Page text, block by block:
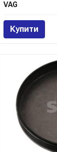
VAG
Купити